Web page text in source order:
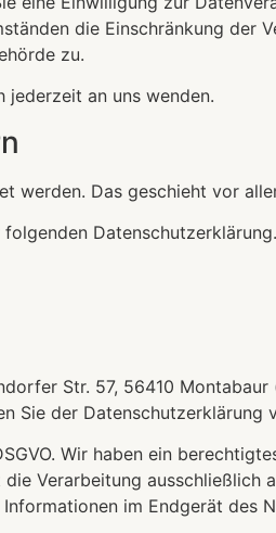
die Einschränkung der
zu.
jederzeit an uns wenden.
werden. Das geschieht vor
Datenschutzerklärung.
Str. 57, 56410
Sie der Datenschutzerklärung
Wir haben ein
Verarbeitung ausschließlich
im Endgerät des